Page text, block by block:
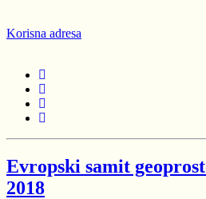
Korisna adresa
Evropski samit
2018